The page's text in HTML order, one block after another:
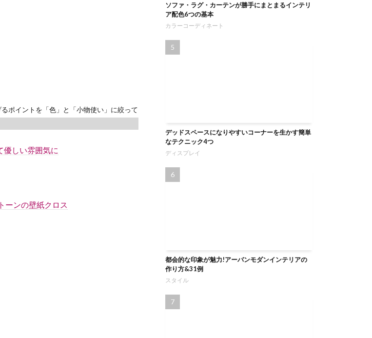
ポイントを「色」と「小物使い」に絞って
しい雰囲気に
ーンの壁紙クロス
ソファ・ラグ・カーテンが勝手にまとまるインテリ
ア配色6つの基本
カラーコーディネート
デッドスペースになりやすいコーナーを生かす簡単
なテクニック4つ
ディスプレイ
都会的な印象が魅力!アーバンモダンインテリアの
作り方&31例
スタイル